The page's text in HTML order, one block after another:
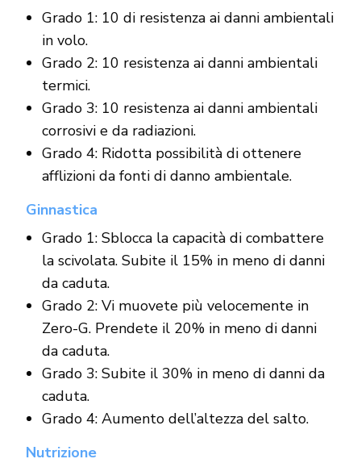
Grado 1: 10 di resistenza ai danni ambientali
in volo.
Grado 2: 10 resistenza ai danni ambientali
termici.
Grado 3: 10 resistenza ai danni ambientali
corrosivi e da radiazioni.
Grado 4: Ridotta possibilità di ottenere
afflizioni da fonti di danno ambientale.
Ginnastica
Grado 1: Sblocca la capacità di combattere
la scivolata. Subite il 15% in meno di danni
da caduta.
Grado 2: Vi muovete più velocemente in
Zero-G. Prendete il 20% in meno di danni
da caduta.
Grado 3: Subite il 30% in meno di danni da
caduta.
Grado 4: Aumento dell’altezza del salto.
Nutrizione